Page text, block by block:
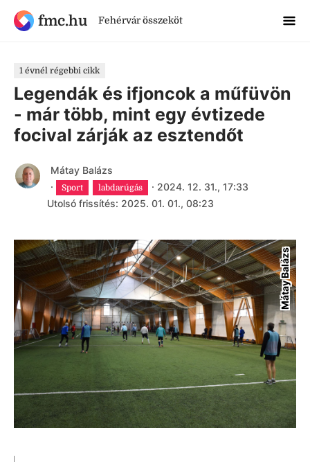
fmc.hu Fehérvár összeköt
1 évnél régebbi cikk
Legendák és ifjoncok a műfüvön
- már több, mint egy évtizede
focival zárják az esztendőt
Mátay Balázs
·
Sport labdarúgás · 2024. 12. 31., 17:33
Utolsó frissítés: 2025. 01. 01., 08:23
Mátay Balázs